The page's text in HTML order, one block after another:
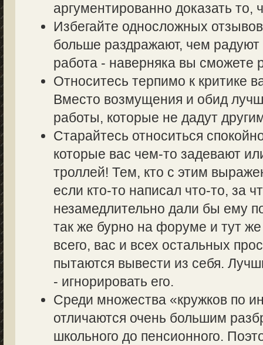
аргументированно доказать то,
Избегайте односложных
больше раздражают, чем
работа - наверняка вы сможете
Относитесь терпимо к критике
Вместо возмущения и обид
работы, которые не дадут
Старайтесь относиться
которые вас чем-то задевают
троллей! Тем, кто с этим
если кто-то написал что-то, за
незамедлительно дали бы ему
так же бурно на форуме и тут
всего, вас и всех остальных
пытаются вывести из себя.
- игнорировать его.
Среди множества «кружков по
отличаются очень большим
школьного до пенсионного.